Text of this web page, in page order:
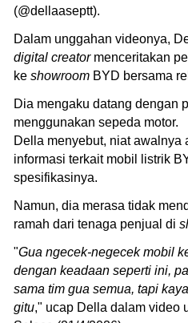
(@dellaaseptt).
Dalam unggahan videonya,
digital creatormenceritakan
ke showroom BYD bersama
Dia mengaku datang dengan
menggunakan sepeda motor.
Della menyebut, niat awalnya
informasi terkait mobil listrik
spesifikasinya.
Namun, dia merasa tidak
ramah dari tenaga penjual di
"Gua ngecek-negecek mobil
dengan keadaan seperti ini,
sama tim gua semua, tapi
gitu," ucap Della dalam video